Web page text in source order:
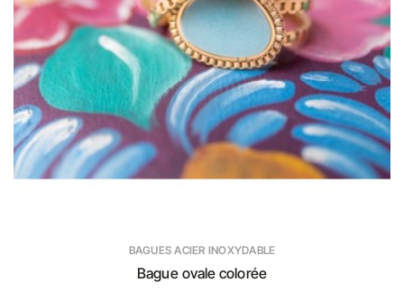
BAGUES ACIER INOXYDABLE
Bague ovale colorée